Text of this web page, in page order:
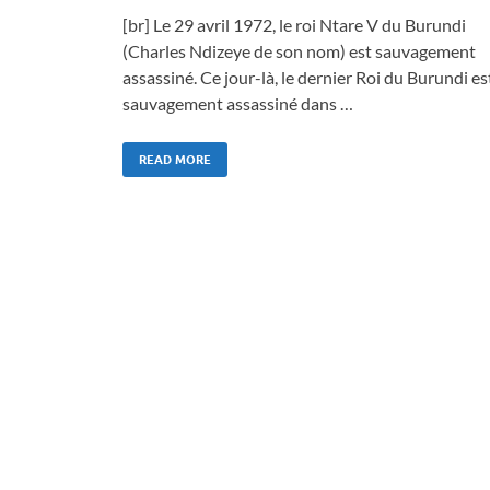
[br] Le 29 avril 1972, le roi Ntare V du Burundi
(Charles Ndizeye de son nom) est sauvagement
assassiné. Ce jour-là, le dernier Roi du Burundi
sauvagement assassiné dans …
READ MORE